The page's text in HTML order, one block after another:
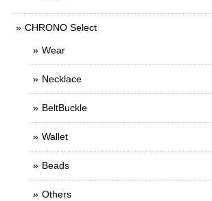
CHRONO Select
Wear
Necklace
BeltBuckle
Wallet
Beads
Others